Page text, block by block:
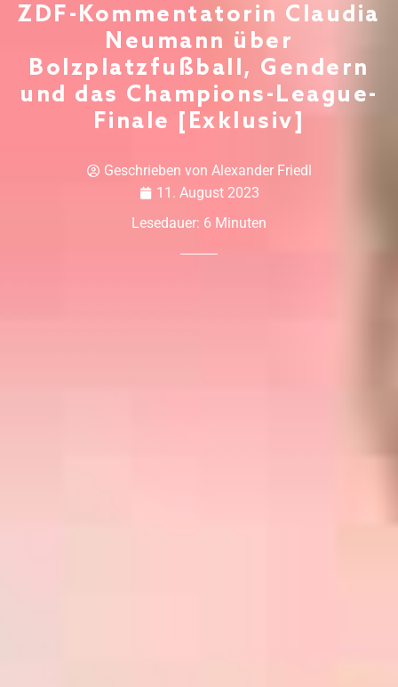
ZDF-Kommentatorin Claudia
Neumann über
Bolzplatzfußball, Gendern
und das Champions-League-
Finale [Exklusiv]
Geschrieben von Alexander Friedl
11. August 2023
Lesedauer: 6 Minuten